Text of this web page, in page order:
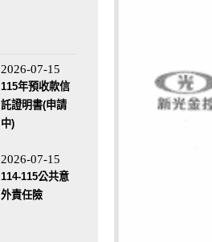
2026-07-15
115年預收款信
託證明書(申請
中)
2026-07-15
114-115公共意
外責任險